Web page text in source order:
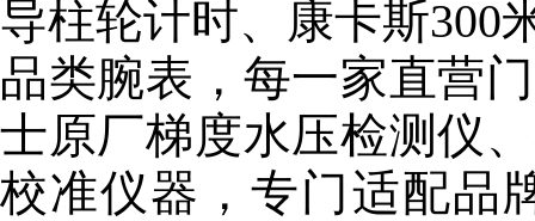
导柱轮计时、康卡斯300
品类腕表，每一家直营
士原厂梯度水压检测仪
校准仪器，专门适配品